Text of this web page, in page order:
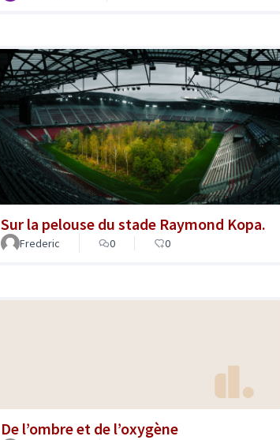
Sur la pelouse du stade Raymond Kopa.
Frederic 0 0
De l’ombre et de l’oxygène